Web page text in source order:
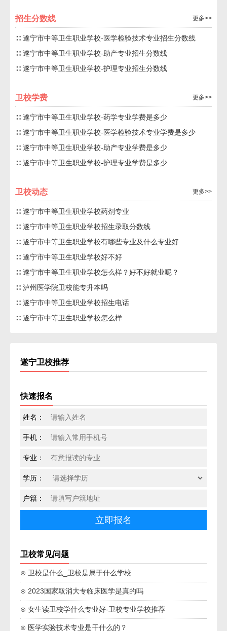
招生分数线 更多>>
∷ 遂宁市中等卫生职业学校-医学检验技术专业招生分数线
∷ 遂宁市中等卫生职业学校-助产专业招生分数线
∷ 遂宁市中等卫生职业学校-护理专业招生分数线
卫校学费 更多>>
∷ 遂宁市中等卫生职业学校-药学专业学费是多少
∷ 遂宁市中等卫生职业学校-医学检验技术专业学费是多少
∷ 遂宁市中等卫生职业学校-助产专业学费是多少
∷ 遂宁市中等卫生职业学校-护理专业学费是多少
卫校动态 更多>>
∷ 遂宁市中等卫生职业学校药剂专业
∷ 遂宁市中等卫生职业学校招生录取分数线
∷ 遂宁市中等卫生职业学校有哪些专业及什么专业好
∷ 遂宁市中等卫生职业学校好不好
∷ 遂宁市中等卫生职业学校怎么样？好不好就业呢？
∷ 泸州医学院卫校能专升本吗
∷ 遂宁市中等卫生职业学校招生电话
∷ 遂宁市中等卫生职业学校怎么样
遂宁卫校推荐
快速报名
姓名：
手机：
专业：
学历：
户籍：
卫校常见问题
⊙ 卫校是什么_卫校是属于什么学校
⊙ 2023国家取消大专临床医学是真的吗
⊙ 女生读卫校学什么专业好-卫校专业学校推荐
⊙ 医学实验技术专业是干什么的？